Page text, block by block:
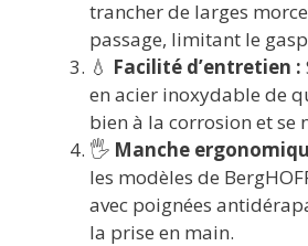
trancher de larges
passage, limitant le
💧 Facilité d’entretien :
en acier inoxydable de
bien à la corrosion et se
🖐️ Manche
les modèles de
avec poignées
la prise en main.